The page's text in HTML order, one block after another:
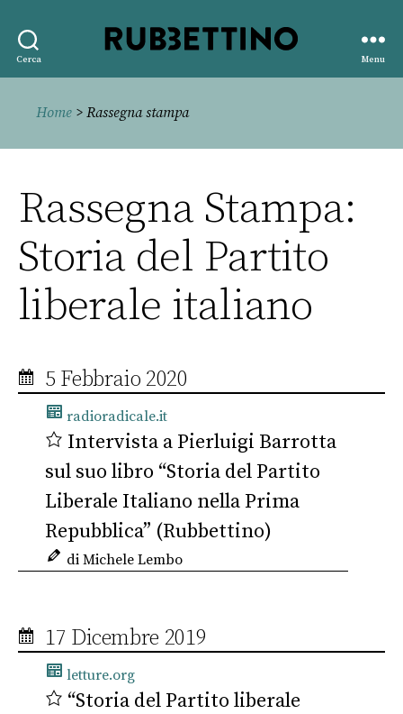
Cerca
editore
Menu
Home > Rassegna stampa
Rassegna Stampa:
Storia del Partito
liberale italiano
5 Febbraio 2020
radioradicale.it
Intervista a Pierluigi Barrotta
sul suo libro “Storia del Partito
Liberale Italiano nella Prima
Repubblica” (Rubbettino)
di Michele Lembo
17 Dicembre 2019
letture.org
“Storia del Partito liberale